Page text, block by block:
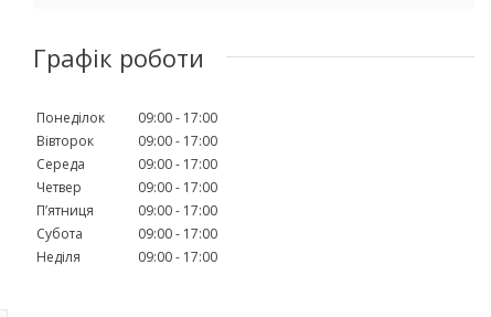
Графік роботи
Понеділок 09:00
17:00
Вівторок
09:00
17:00
Середа
09:00
17:00
Четвер
09:00
17:00
Пʼятниця
09:00
17:00
Субота
09:00
17:00
Неділя
09:00 17:00